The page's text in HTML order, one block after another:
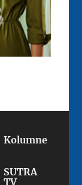
Kolumne
SUTRA
TV